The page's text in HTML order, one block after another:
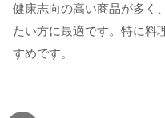
健康志向の高い商品が多く
たい方に最適です。特に料
すめです。